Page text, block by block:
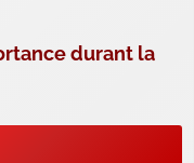
durant la